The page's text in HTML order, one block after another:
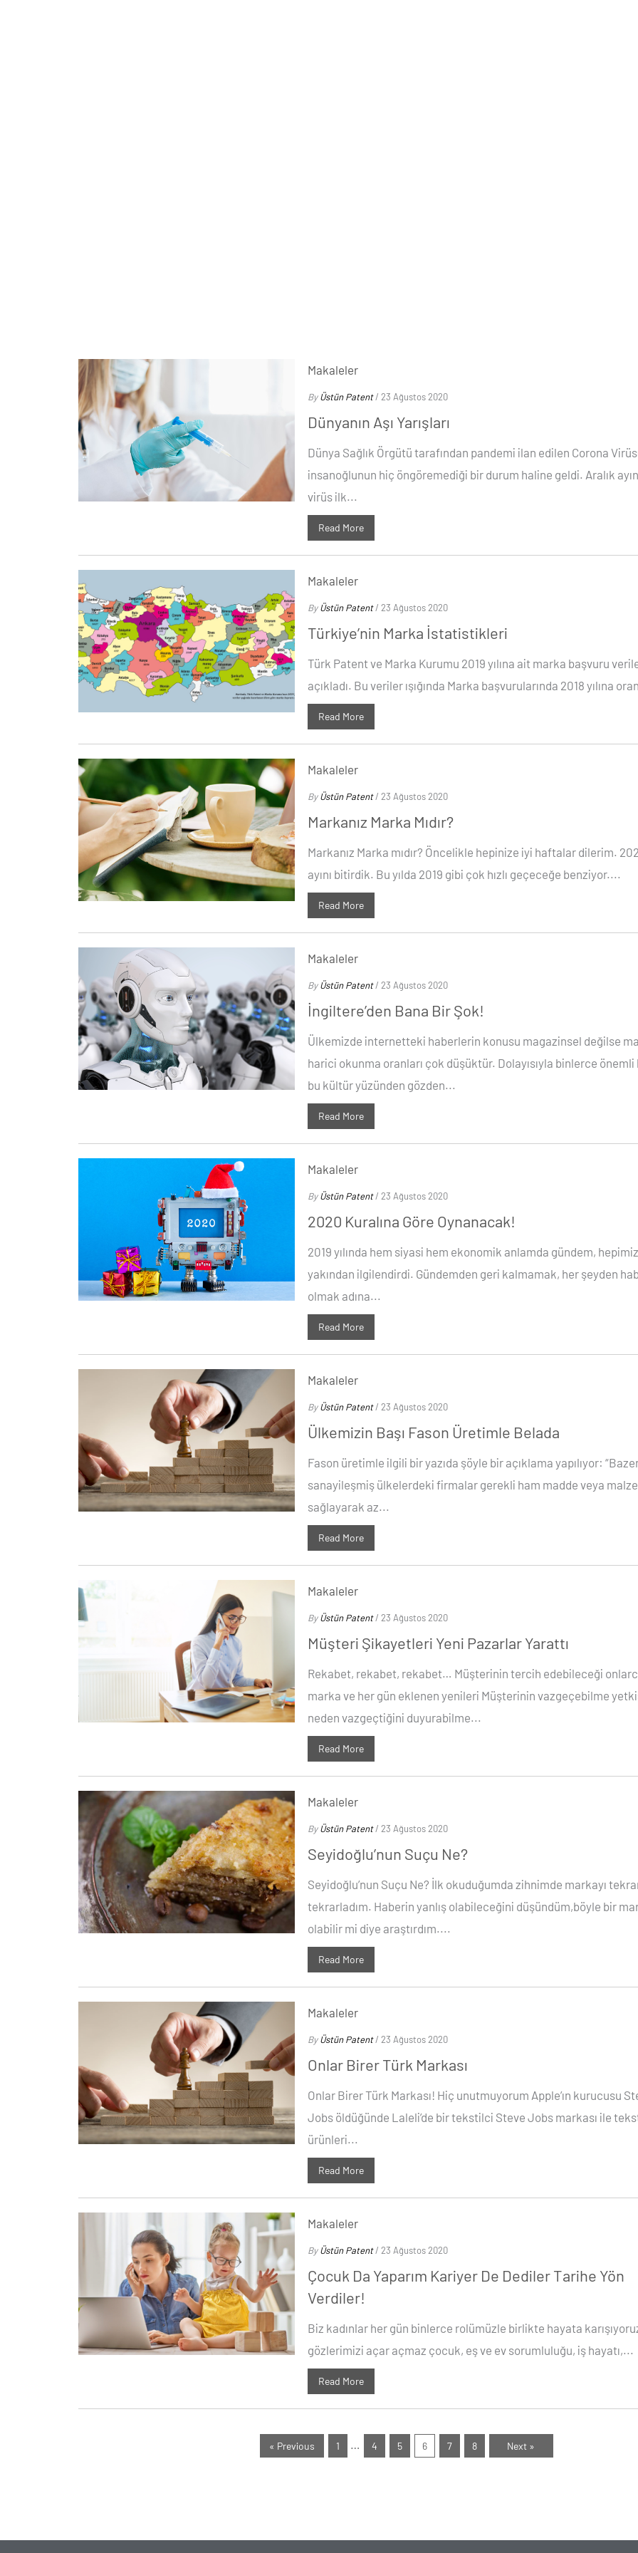
Makaleler
ByÜstün Patent / 23 Ağustos 2020
Dünyanın Aşı Yarışları
Dünya Sağlık Örgütü tarafından pandemi ilan edilen Corona
insanoğlunun hiç öngöremediği bir durum haline geldi. Aralık
virüs ilk...
Read More
Makaleler
ByÜstün Patent / 23 Ağustos 2020
Türkiye’nin Marka İstatistikleri
Türk Patent ve Marka Kurumu 2019 yılına ait marka başvuru
açıkladı. Bu veriler ışığında Marka başvurularında 2018 yılına
Read More
Makaleler
ByÜstün Patent / 23 Ağustos 2020
Markanız Marka Mıdır?
Markanız Marka mıdır? Öncelikle hepinize iyi haftalar dilerim.
ayını bitirdik. Bu yılda 2019 gibi çok hızlı geçeceğe benziyor....
Read More
Makaleler
ByÜstün Patent / 23 Ağustos 2020
İngiltere’den Bana Bir Şok!
Ülkemizde internetteki haberlerin konusu magazinsel değilse
harici okunma oranları çok düşüktür. Dolayısıyla binlerce önemli
bu kültür yüzünden gözden...
Read More
Makaleler
ByÜstün Patent / 23 Ağustos 2020
2020 Kuralına Göre Oynanacak!
2019 yılında hem siyasi hem ekonomik anlamda gündem,
yakından ilgilendirdi. Gündemden geri kalmamak, her şeyden
olmak adına...
Read More
Makaleler
ByÜstün Patent / 23 Ağustos 2020
Ülkemizin Başı Fason Üretimle Belada
Fason üretimle ilgili bir yazıda şöyle bir açıklama yapılıyor:
sanayileşmiş ülkelerdeki firmalar gerekli ham madde veya
sağlayarak az...
Read More
Makaleler
ByÜstün Patent / 23 Ağustos 2020
Müşteri Şikayetleri Yeni Pazarlar Yarattı
Rekabet, rekabet, rekabet… Müşterinin tercih edebileceği
marka ve her gün eklenen yenileri Müşterinin vazgeçebilme
neden vazgeçtiğini duyurabilme...
Read More
Makaleler
ByÜstün Patent / 23 Ağustos 2020
Seyidoğlu’nun Suçu Ne?
Seyidoğlu’nun Suçu Ne? İlk okuduğumda zihnimde markayı
tekrarladım. Haberin yanlış olabileceğini düşündüm,böyle bir
olabilir mi diye araştırdım....
Read More
Makaleler
ByÜstün Patent / 23 Ağustos 2020
Onlar Birer Türk Markası
Onlar Birer Türk Markası! Hiç unutmuyorum Apple’ın kurucusu
Jobs öldüğünde Laleli’de bir tekstilci Steve Jobs markası ile
ürünleri...
Read More
Makaleler
ByÜstün Patent / 23 Ağustos 2020
Çocuk Da Yaparım Kariyer De Dediler Tarihe Yön
Verdiler!
Biz kadınlar her gün binlerce rolümüzle birlikte hayata
gözlerimizi açar açmaz çocuk, eş ve ev sorumluluğu, iş hayatı,...
Read More
« Previous 1 … 4 5 6 7 8 Next »